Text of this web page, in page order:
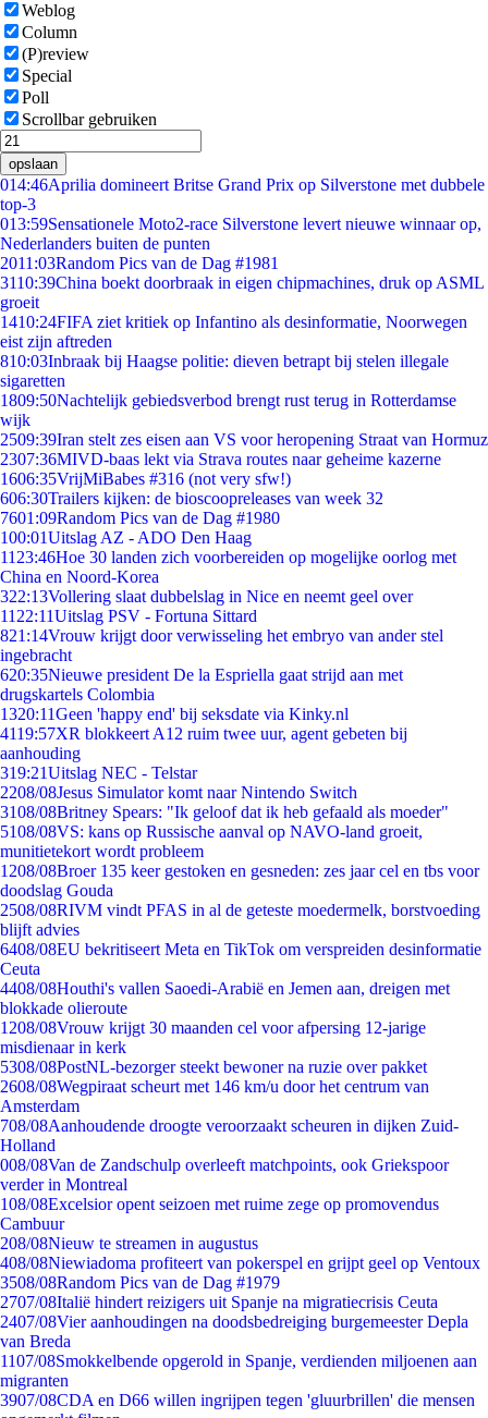
Weblog
Column
(P)review
Special
Poll
Scrollbar gebruiken
opslaan
014:46Aprilia domineert Britse Grand Prix op Silverstone met dubbele
top-3
013:59Sensationele Moto2-race Silverstone levert nieuwe winnaar op,
Nederlanders buiten de punten
2011:03Random Pics van de Dag #1981
3110:39China boekt doorbraak in eigen chipmachines, druk op ASML
groeit
1410:24FIFA ziet kritiek op Infantino als desinformatie, Noorwegen
eist zijn aftreden
810:03Inbraak bij Haagse politie: dieven betrapt bij stelen illegale
sigaretten
1809:50Nachtelijk gebiedsverbod brengt rust terug in Rotterdamse
wijk
2509:39Iran stelt zes eisen aan VS voor heropening Straat van Hormuz
2307:36MIVD-baas lekt via Strava routes naar geheime kazerne
1606:35VrijMiBabes #316 (not very sfw!)
606:30Trailers kijken: de bioscoopreleases van week 32
7601:09Random Pics van de Dag #1980
100:01Uitslag AZ - ADO Den Haag
11 23:46Hoe 30 landen zich voorbereiden op mogelijke oorlog met
China en Noord-Korea
322:13Vollering slaat dubbelslag in Nice en neemt geel over
11 22:11Uitslag PSV - Fortuna Sittard
821:14Vrouw krijgt door verwisseling het embryo van ander stel
ingebracht
620:35Nieuwe president De la Espriella gaat strijd aan met
drugskartels Colombia
1320:11Geen 'happy end' bij seksdate via Kinky.nl
4119:57XR blokkeert A12 ruim twee uur, agent gebeten bij
aanhouding
319:21Uitslag NEC - Telstar
2208/08Jesus Simulator komt naar Nintendo Switch
3108/08Britney Spears: "Ik geloof dat ik heb gefaald als moeder"
5108/08VS: kans op Russische aanval op NAVO-land groeit,
munitietekort wordt probleem
1208/08Broer 135 keer gestoken en gesneden: zes jaar cel en tbs voor
doodslag Gouda
2508/08RIVM vindt PFAS in al de geteste moedermelk, borstvoeding
blijft advies
6408/08EU bekritiseert Meta en TikTok om verspreiden desinformatie
Ceuta
4408/08Houthi's vallen Saoedi-Arabië en Jemen aan, dreigen met
blokkade olieroute
1208/08Vrouw krijgt 30 maanden cel voor afpersing 12-jarige
misdienaar in kerk
5308/08PostNL-bezorger steekt bewoner na ruzie over pakket
2608/08Wegpiraat scheurt met 146 km/u door het centrum van
Amsterdam
708/08Aanhoudende droogte veroorzaakt scheuren in dijken Zuid-
Holland
008/08Van de Zandschulp overleeft matchpoints, ook Griekspoor
verder in Montreal
108/08Excelsior opent seizoen met ruime zege op promovendus
Cambuur
208/08Nieuw te streamen in augustus
408/08Niewiadoma profiteert van pokerspel en grijpt geel op Ventoux
3508/08Random Pics van de Dag #1979
2707/08Italië hindert reizigers uit Spanje na migratiecrisis Ceuta
2407/08Vier aanhoudingen na doodsbedreiging burgemeester Depla
van Breda
1107/08Smokkelbende opgerold in Spanje, verdienden miljoenen aan
migranten
3907/08CDA en D66 willen ingrijpen tegen 'gluurbrillen' die mensen